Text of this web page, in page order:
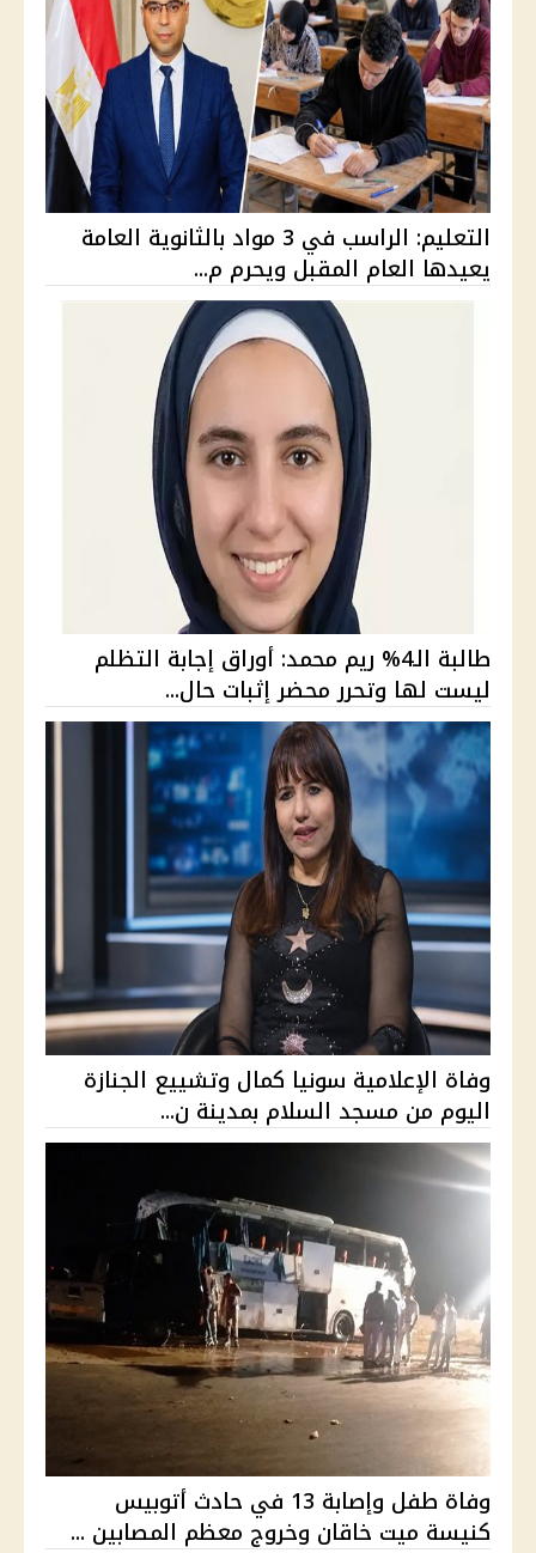
التعليم: الراسب في 3 مواد بالثانوية العامة
يعيدها العام المقبل ويحرم م...
طالبة الـ4% ريم محمد: أوراق إجابة التظلم
ليست لها وتحرر محضر إثبات حال...
وفاة الإعلامية سونيا كمال وتشييع الجنازة
اليوم من مسجد السلام بمدينة ن...
وفاة طفل وإصابة 13 في حادث أتوبيس
كنيسة ميت خاقان وخروج معظم المصابين ...